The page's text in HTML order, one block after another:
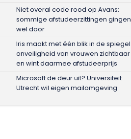
Niet overal code rood op Avans:
sommige afstudeerzittingen gingen
wel door
Iris maakt met één blik in de spiegel
onveiligheid van vrouwen zichtbaar
en wint daarmee afstudeerprijs
Microsoft de deur uit? Universiteit
Utrecht wil eigen mailomgeving